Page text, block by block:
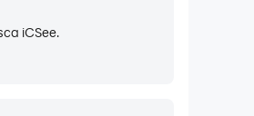
iCSee.